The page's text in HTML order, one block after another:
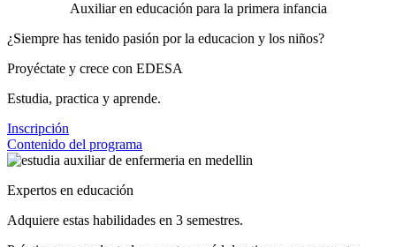
Auxiliar en educación para la primera infancia
¿Siempre has tenido pasión por la educacion y los niños?
Proyéctate y crece con EDESA
Estudia, practica y aprende.
Inscripción
Contenido del programa
Expertos en educación
Adquiere estas habilidades en 3 semestres.